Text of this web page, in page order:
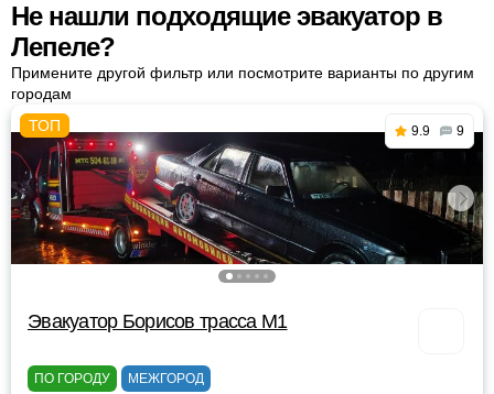
Не нашли подходящие эвакуатор в
Лепеле?
Примените другой фильтр или посмотрите варианты по другим
городам
9.9 9
Эвакуатор Борисов трасса М1
ПО ГОРОДУ МЕЖГОРОД